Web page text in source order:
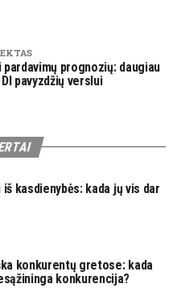
pardavimų prognozių: daugiau
pavyzdžių verslui
kasdienybės: kada jų vis dar
konkurentų gretose: kada
konkurencija?